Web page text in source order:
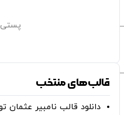
پستی
قالب‌های منتخب
دانلود قالب نامبیر عثمان